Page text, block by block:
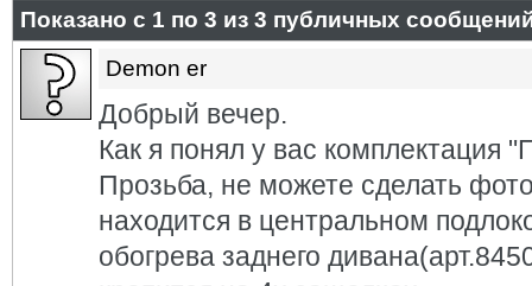
Показано с 1 по 3 из 3 публичных
Demon er
Добрый вечер.
Как я понял у вас комплектация
Прозьба, не можете сделать
находится в центральном
обогрева заднего